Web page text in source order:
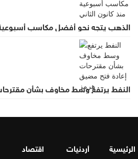
الذهب يتجه نحو أفضل مكاسب أسبوعية
النفط يرتفع وسط مخاوف بشأن
الرئيسية أردنيات اقتصاد